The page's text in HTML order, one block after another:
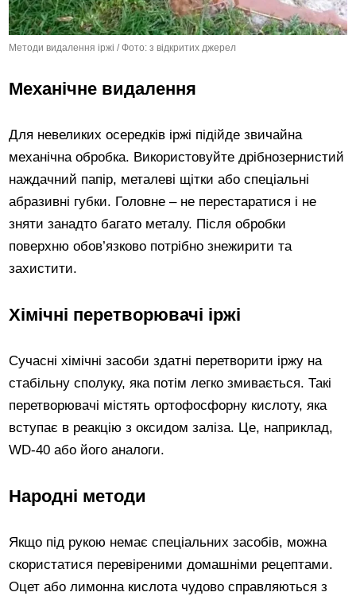
Методи видалення іржі / Фото: з відкритих джерел
Механічне видалення
Для невеликих осередків іржі підійде звичайна
механічна обробка. Використовуйте дрібнозернистий
наждачний папір, металеві щітки або спеціальні
абразивні губки. Головне – не перестаратися і не
зняти занадто багато металу. Після обробки
поверхню обов’язково потрібно знежирити та
захистити.
Хімічні перетворювачі іржі
Сучасні хімічні засоби здатні перетворити іржу на
стабільну сполуку, яка потім легко змивається. Такі
перетворювачі містять ортофосфорну кислоту, яка
вступає в реакцію з оксидом заліза. Це, наприклад,
WD-40 або його аналоги.
Народні методи
Якщо під рукою немає спеціальних засобів, можна
скористатися перевіреними домашніми рецептами.
Оцет або лимонна кислота чудово справляються з